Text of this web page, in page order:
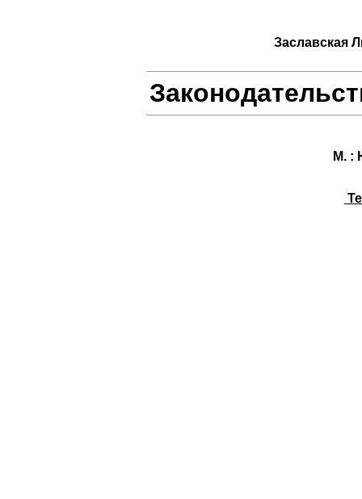
Заславская
М. :